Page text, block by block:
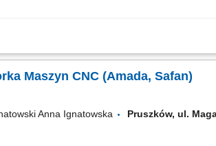
CNC zgodnie z dokumentacją techniczną.
Maszyn CNC (Amada, Safan)
Anna Ignatowska Pruszków, ul.